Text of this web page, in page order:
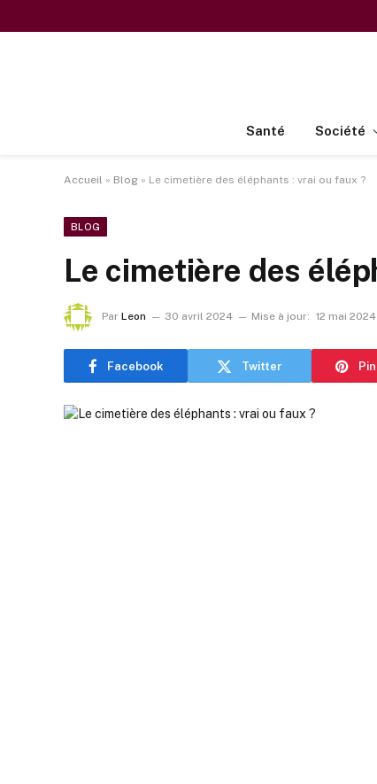
Santé Société
Accueil » Blog » Le cimetière des éléphants : vrai ou faux ?
BLOG
Le cimetière des
Par Leon 30 avril 2024 Mise à jour: 12 mai 2024
Facebook Twitter